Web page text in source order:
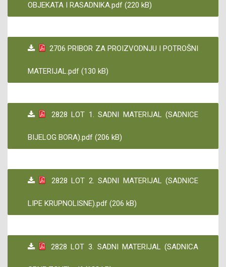
OBJEKATA I RASADNIKA.pdf (220 kB)
2706 PRIBOR ZA PROIZVODNJU I POTROŠNI
MATERIJAL.pdf (130 kB)
2828 LOT 1. SADNI MATERIJAL (SADNICE
BIJELOG BORA).pdf (206 kB)
2828 LOT 2. SADNI MATERIJAL (SADNICE
LIPE KRUPNOLISNE).pdf (206 kB)
2828 LOT 3. SADNI MATERIJAL (SADNICA